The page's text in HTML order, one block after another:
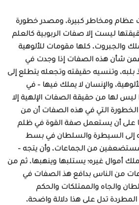
عظام ومخاطر كبيرة، ومصدر خطورة
ليست إلا صفات الربوبية كالعلم
والجبروت، كلها مقومات للألوهية
شأن هذه الصفات إذا وجدت في
بلبه، وتنسيه حقيقته وتجعله يتطلع إلى
والإنسان لا يملك فيها – في
ليس لها من حقيقة الصفات الإلهية إلا
الخطورة التي في هذه الصفات أن من
على أن يستعمل صفة القوة في ظلم
إلى السيطرة والسلطان في بسط
من الجماعات، وأن يتجه –
أموال غيره؛ يستلبها وينهبها، ثم من
من الناس بدافع هذ الصفات في
والجاه والممتلكات والحكم
المطردة تدل على هذا دلالة واضحة،